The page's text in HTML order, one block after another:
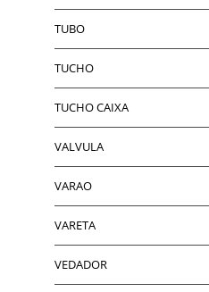
TUBO
TUCHO
TUCHO CAIXA
VALVULA
VARAO
VARETA
VEDADOR